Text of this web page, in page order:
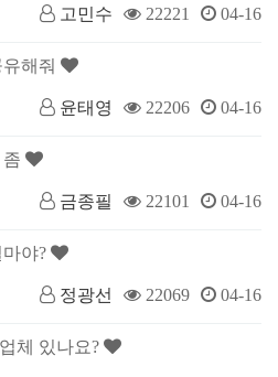
고민수 22221 04-16
해줘
윤태영 22206 04-16
금종필 22101 04-16
야?
정광선 22069 04-16
체 있나요?